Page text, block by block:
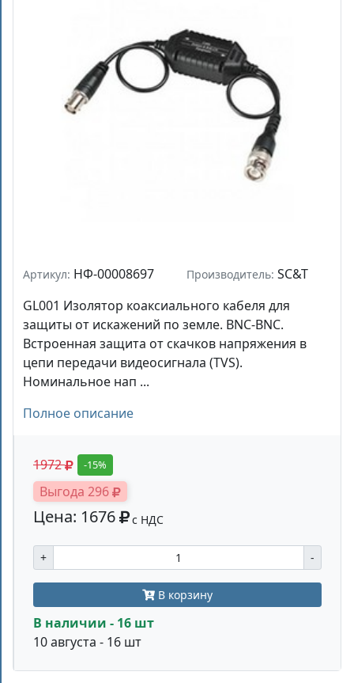
Артикул: НФ-00008697 Производитель: SC&T
GL001 Изолятор коаксиального кабеля для
защиты от искажений по земле. BNC-BNC.
Встроенная защита от скачков напряжения в
цепи передачи видеосигнала (TVS).
Номинальное нап ...
Полное описание
1972 -15%
Выгода 296
Цена: 1676 с НДС
+ -
В корзину
В наличии - 16 шт
10 августа - 16 шт